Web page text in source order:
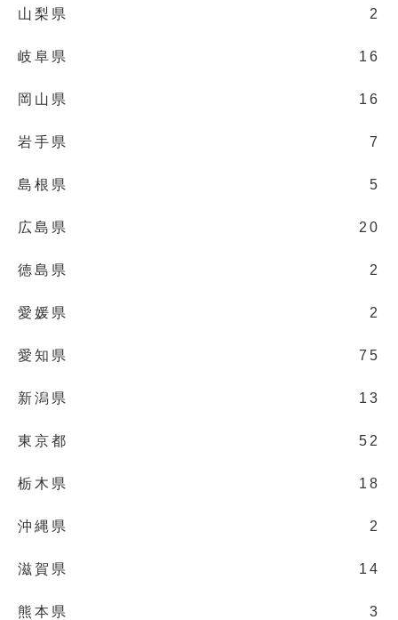
山梨県 2
岐阜県 16
岡山県 16
岩手県 7
島根県 5
広島県 20
徳島県 2
愛媛県 2
愛知県 75
新潟県 13
東京都 52
栃木県 18
沖縄県 2
滋賀県 14
熊本県 3